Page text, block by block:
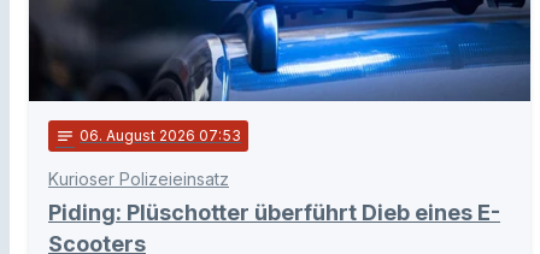
notes 06. August 2026 07:53
Kurioser Polizeieinsatz
Piding: Plüschotter überführt Dieb eines E-
Scooters